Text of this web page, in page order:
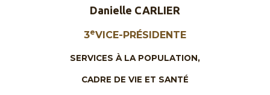
Danielle CARLIER
3eVICE-PRÉSIDENTE
SERVICES À LA POPULATION,
CADRE DE VIE ET SANTÉ